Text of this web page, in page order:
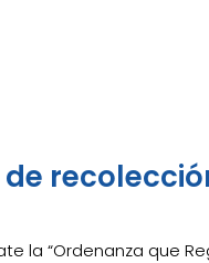
la “Ordenanza que